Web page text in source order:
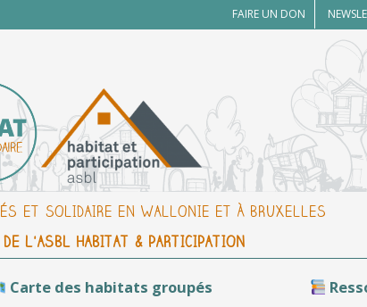
FAIRE UN DON
ET SOLIDAIRE EN WALLONIE ET À BRUXELLES
L'ASBL HABITAT & PARTICIPATION
Carte des habitats groupés